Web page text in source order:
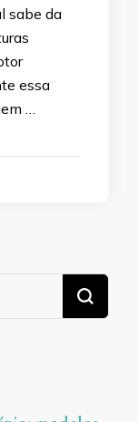
sabe da
essa
…